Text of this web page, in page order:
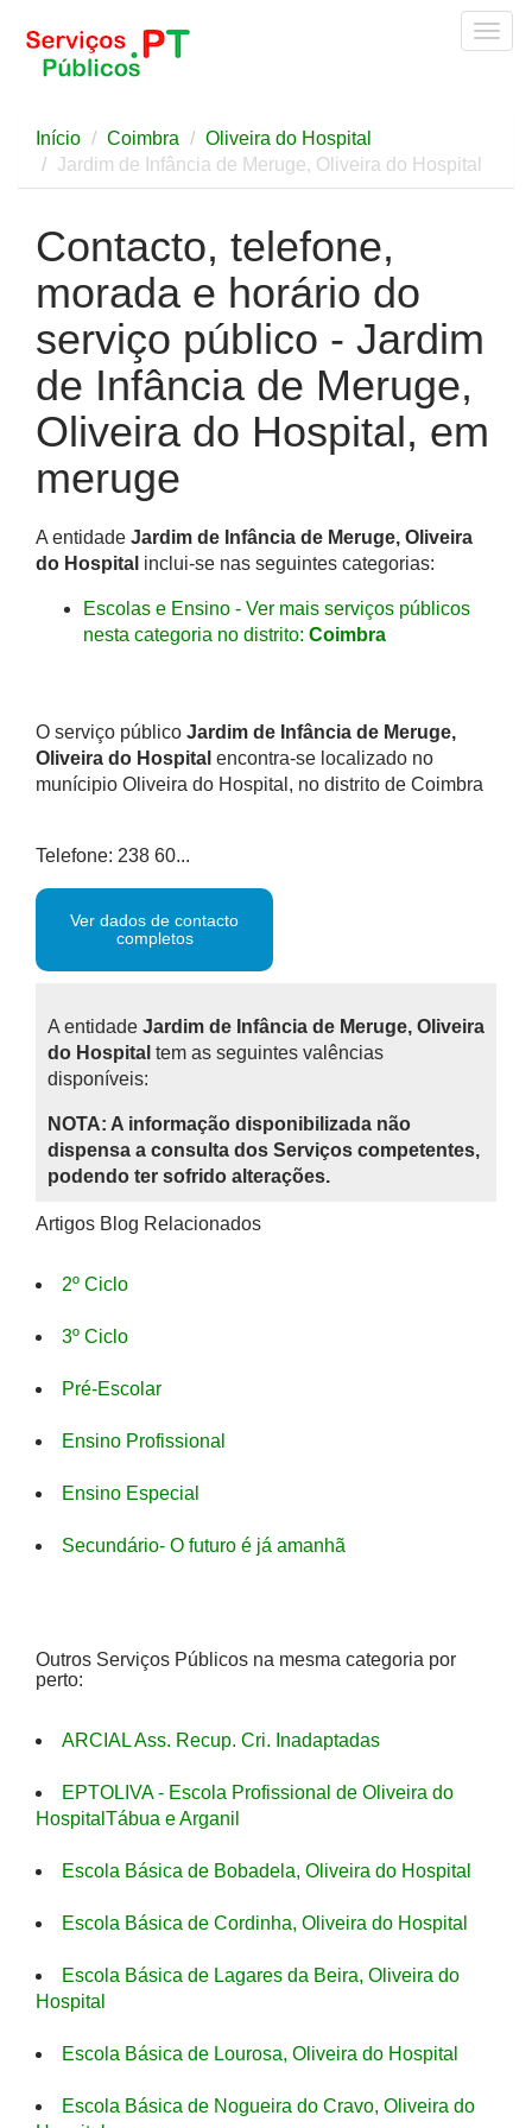
Início Coimbra
Oliveira do Hospital
Jardim de Infância de Meruge, Oliveira do Hospital
Contacto, telefone,
morada e horário do
serviço público - Jardim
de Infância de Meruge,
Oliveira do Hospital, em
meruge
A entidade Jardim de Infância de Meruge, Oliveira
do Hospital inclui-se nas seguintes categorias:
Escolas e Ensino - Ver mais serviços públicos
nesta categoria no distrito: Coimbra
O serviço público Jardim de Infância de Meruge,
Oliveira do Hospital encontra-se localizado no
munícipio Oliveira do Hospital, no distrito de Coimbra
Telefone: 238 60...
Ver dados de contacto
completos
A entidade Jardim de Infância de Meruge, Oliveira
do Hospital tem as seguintes valências
disponíveis:
NOTA: A informação disponibilizada não
dispensa a consulta dos Serviços competentes,
podendo ter sofrido alterações.
Artigos Blog Relacionados
2º Ciclo
3º Ciclo
Pré-Escolar
Ensino Profissional
Ensino Especial
Secundário- O futuro é já amanhã
Outros Serviços Públicos na mesma categoria por
perto:
ARCIAL Ass. Recup. Cri. Inadaptadas
EPTOLIVA - Escola Profissional de Oliveira do
HospitalTábua e Arganil
Escola Básica de Bobadela, Oliveira do Hospital
Escola Básica de Cordinha, Oliveira do Hospital
Escola Básica de Lagares da Beira, Oliveira do
Hospital
Escola Básica de Lourosa, Oliveira do Hospital
Escola Básica de Nogueira do Cravo, Oliveira do